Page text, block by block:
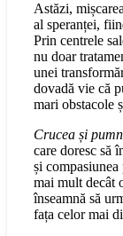
Astăzi,
al speranței,
Prin centrele
nu doar
unei
dovadă vie că
mari obstacole
Crucea și
care doresc să
și
mai mult decât
înseamnă să
fața celor mai